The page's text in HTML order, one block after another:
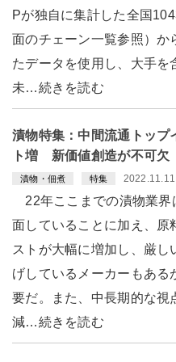
Pが独自に集計した全国
面のチェーン一覧参照）か
たデータを使用し、大手を
未…続きを読む
漬物特集：中間流通トッ
ト増 新価値創造が不可欠
漬物・佃煮 特集 2022.11.11
22年ここまでの漬物業界
面していることに加え、原
ストが大幅に増加し、厳し
げしているメーカーもあ
要だ。また、中長期的な視
減…続きを読む